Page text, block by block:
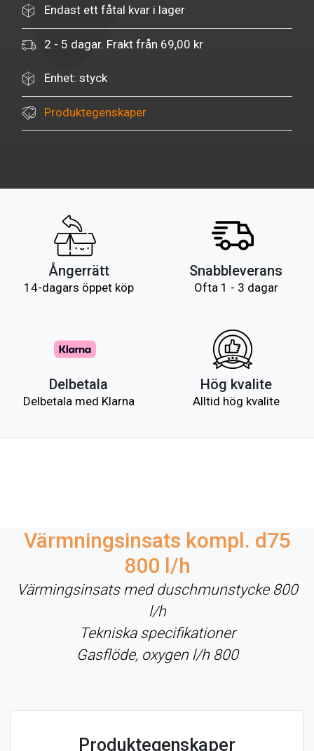
Endast ett fåtal kvar i lager
2 - 5 dagar. Frakt från 69,00 kr
Enhet: styck
Produktegenskaper
Ångerrätt
14-dagars öppet köp
Snabbleverans
Ofta 1 - 3 dagar
Delbetala
Delbetala med Klarna
Hög kvalite
Alltid hög kvalite
Värmningsinsats kompl. d75
800 l/h
Värmingsinsats med duschmunstycke 800
l/h
Tekniska specifikationer
Gasflöde, oxygen l/h 800
Produktegenskaper